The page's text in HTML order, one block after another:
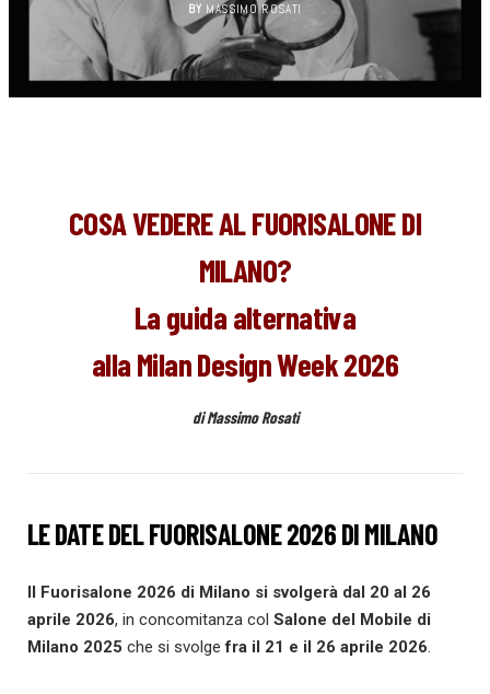
BY MASSIMO ROSATI
COSA VEDERE AL FUORISALONE DI
MILANO?
La guidaalternativa
alla Milan Design Week 2026
di Massimo Rosati
LE DATE DEL FUORISALONE 2026 DI MILANO
Il Fuorisalone 2026 di Milano si svolgerà dal 20 al 26
aprile 2026, in concomitanza col Salone del Mobile di
Milano 2025 che si svolge fra il 21 e il 26 aprile 2026.